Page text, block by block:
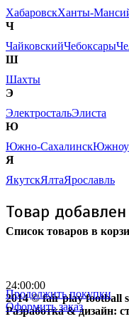
ХабаровскХанты-
Ч
ЧайковскийЧебоксары
Ш
Шахты
Э
ЭлектростальЭлиста
Ю
Южно-Сахалинск
Я
ЯкутскЯлтаЯрославль
Товар
Список товаров в
Продолжить покупки
Оформить заказ
24:00:00
2014 © fair play football
Разработка & дизайн: